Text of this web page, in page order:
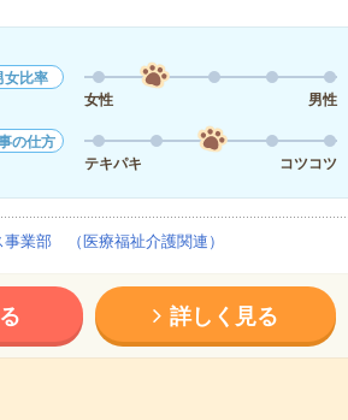
女比率
女性
男性
の仕方
テキパキ
コツコツ
業部 （医療福祉介護関連）
詳しく見る